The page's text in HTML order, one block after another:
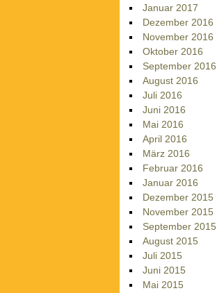
Januar 2017
Dezember 2016
November 2016
Oktober 2016
September 2016
August 2016
Juli 2016
Juni 2016
Mai 2016
April 2016
März 2016
Februar 2016
Januar 2016
Dezember 2015
November 2015
September 2015
August 2015
Juli 2015
Juni 2015
Mai 2015